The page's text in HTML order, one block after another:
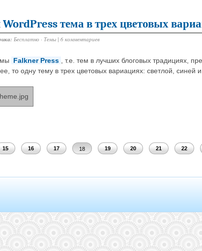
тема в трех цветовых
Бесплатно · Темы | 6 комментариев
Falkner Press
, т.е. тем в лучших блоговых традициях,
то одну тему в трех цветовых вариациях: светлой, синей и
15 16 17 18 19 20 21 22